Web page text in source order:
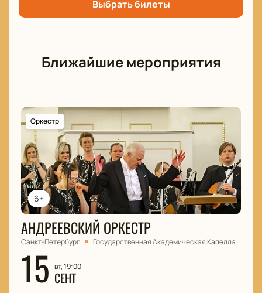
Выбрать билеты
Ближайшие мероприятия
6+
Оркестр
АНДРЕЕВСКИЙ ОРКЕСТР
Санкт-Петербург Государственная Академическая Капелла
15 вт, 19:00
СЕНТ